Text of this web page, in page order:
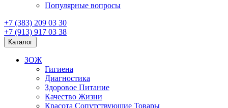
Популярные вопросы
+7 (383) 209 03 30
+7 (913) 917 03 38
Каталог
ЗОЖ
Гигиена
Диагностика
Здоровое Питание
Качество Жизни
Красота Сопутствующие Товары